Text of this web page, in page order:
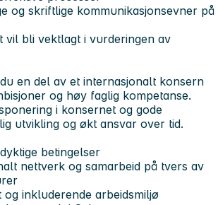
og skriftlige kommunikasjonsevner på
vil bli vektlagt i vurderingen av
en del av et internasjonalt konsern
og høy faglig kompetanse.
i konsernet og gode
utvikling og økt ansvar over tid.
betingelser
nettverk og samarbeid på tvers av
og inkluderende arbeidsmiljø